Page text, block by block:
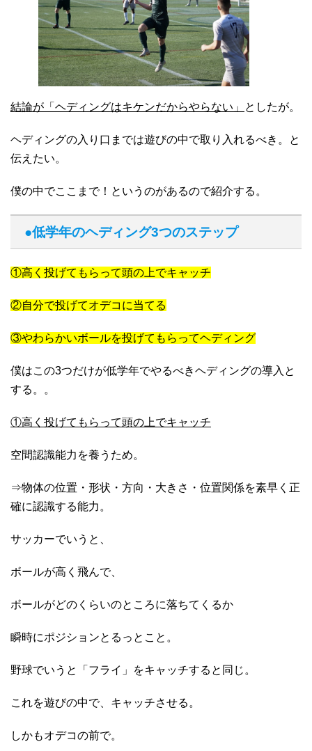
結論が「ヘディングはキケンだからやらない」 としたが。
ヘディングの入り口までは遊びの中で取り入れるべき。と
伝えたい。
僕の中でここまで！というのがあるので紹介する。
●低学年のヘディング3つのステップ
①高く投げてもらって頭の上でキャッチ
②自分で投げてオデコに当てる
③やわらかいボールを投げてもらってヘディング
僕はこの3つだけが低学年でやるべきヘディングの導入と
する。。
①高く投げてもらって頭の上でキャッチ
空間認識能力を養うため。
⇒物体の位置・形状・方向・大きさ・位置関係を素早く正
確に認識する能力。
サッカーでいうと、
ボールが高く飛んで、
ボールがどのくらいのところに落ちてくるか
瞬時にポジションとるっとこと。
野球でいうと「フライ」をキャッチすると同じ。
これを遊びの中で、キャッチさせる。
しかもオデコの前で。